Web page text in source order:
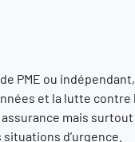
PME ou
et la lutte contre
mais
d’urgence.